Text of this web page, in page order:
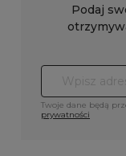
Podaj
Twoje dane będą
prywatności